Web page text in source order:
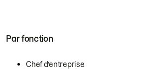
Par fonction
Chef d’entreprise